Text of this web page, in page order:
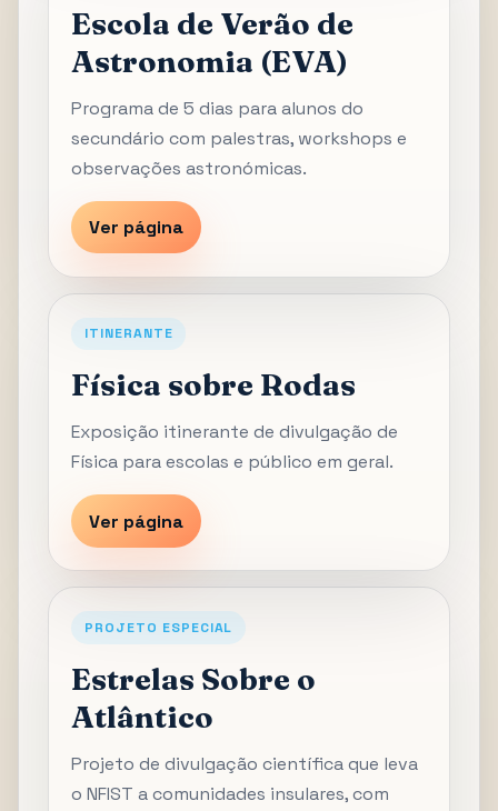
Escola de Verão de
Astronomia (EVA)
Programa de 5 dias para alunos do
secundário com palestras, workshops e
observações astronómicas.
Ver página
ITINERANTE
Física sobre Rodas
Exposição itinerante de divulgação de
Física para escolas e público em geral.
Ver página
PROJETO ESPECIAL
Estrelas Sobre o
Atlântico
Projeto de divulgação científica que leva
o NFIST a comunidades insulares, com